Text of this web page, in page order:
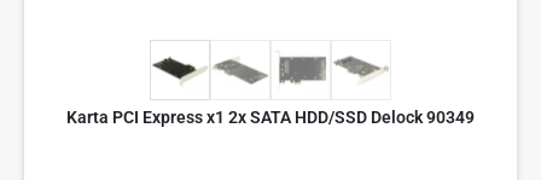
Karta PCI Express x1 2x SATA HDD/SSD Delock 90349